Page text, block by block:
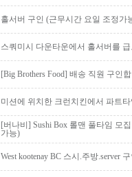
홀서버 구인 (근무시간 요일 조정가
스쿼미시 다운타운에서 홀서버를
[Big Brothers Food] 배송 직원 구인
미션에 위치한 크런치킨에서 파트
[버나비] Sushi Box 롤맨 풀타임 모
가능)
West kootenay BC 스시.주방.server